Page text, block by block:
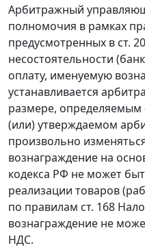
Арбитражный
полномочия в рамках
предусмотренных в ст. 20
несостоятельности
оплату, именуемую
устанавливается
размере,
(или) утверждаемом
произвольно
вознаграждение на
кодекса РФ не может
реализации товаров
по правилам ст. 168
вознаграждение не
НДС.